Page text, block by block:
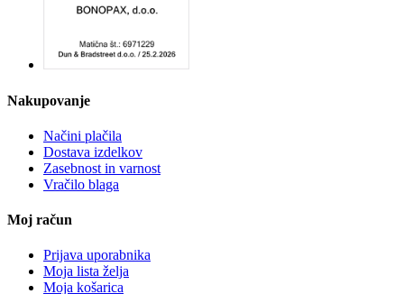
Nakupovanje
Načini plačila
Dostava izdelkov
Zasebnost in varnost
Vračilo blaga
Moj račun
Prijava uporabnika
Moja lista želja
Moja košarica